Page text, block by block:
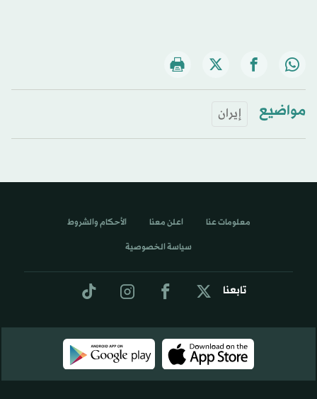
مواضيع إيران
تابعنا
معلومات عنا اعلن معنا الأحكام والشروط
سياسة الخصوصية